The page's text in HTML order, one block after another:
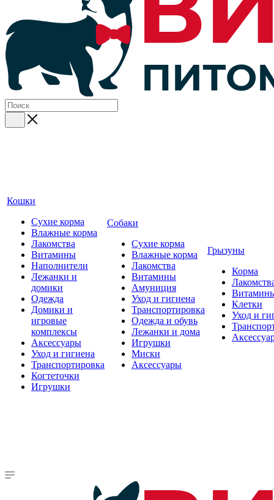
Кошки
Сухие корма
Влажные корма
Лакомства
Витамины
Наполнители
Лежанки и
домики
Одежда
Домики и
игровые
комплексы
Аксессуары
Уход и гигиена
Транспортировка
Когтеточки
Игрушки
Собаки
Сухие корма
Влажные корма
Лакомства
Витамины
Амуниция
Уход и гигиена
Транспортировка
Одежда и обувь
Лежанки и дома
Игрушки
Миски
Аксессуары
Грызуны
Корма
Клетки
Уход и